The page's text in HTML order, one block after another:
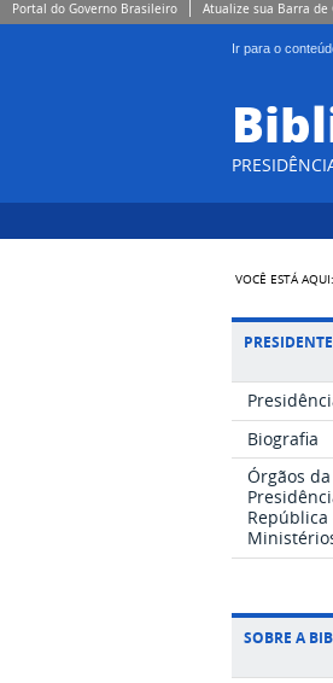
Portal do Governo Brasileiro Atualize sua Barra de
Ir para o
VOCÊ ESTÁ AQUI:
PRESIDENTE
Biografia
Órgãos da
República
SOBRE A